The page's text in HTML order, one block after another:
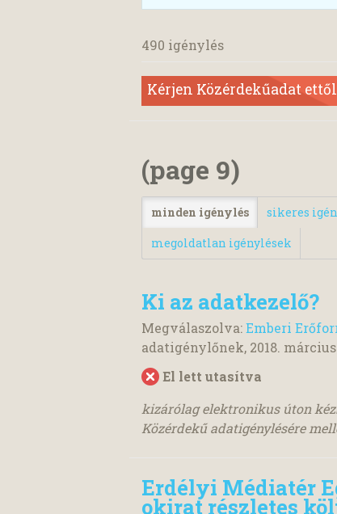
490 igénylés
Kérjen Közérdekűadat
(page 9)
minden igénylés sikeres
megoldatlan igénylések
Ki az adatkezelő?
Megválaszolva:Emberi
adatigénylőnek, 2018. március
El lett utasítva
kizárólag elektronikus úton
Közérdekű adatigénylésére
Erdélyi Médiatér
okirat részletes